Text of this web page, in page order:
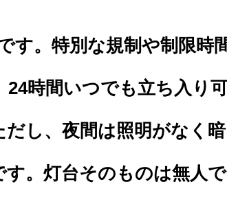
す。特別な規制や制限時
時間いつでも立ち入り可
だし、夜間は照明がなく
す。灯台そのものは無人